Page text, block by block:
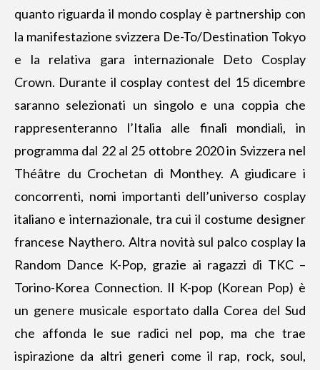
quanto riguarda il mondo cosplay è partnership con
la manifestazione svizzera De-To/Destination Tokyo
e la relativa gara internazionale Deto Cosplay
Crown. Durante il cosplay contest del 15 dicembre
saranno selezionati un singolo e una coppia che
rappresenteranno l’Italia alle finali mondiali, in
programma dal 22 al 25 ottobre 2020 in Svizzera nel
Théâtre du Crochetan di Monthey. A giudicare i
concorrenti, nomi importanti dell’universo cosplay
italiano e internazionale, tra cui il costume designer
francese Naythero. Altra novità sul palco cosplay la
Random Dance K-Pop, grazie ai ragazzi di TKC –
Torino-Korea Connection. Il K-pop (Korean Pop) è
un genere musicale esportato dalla Corea del Sud
che affonda le sue radici nel pop, ma che trae
ispirazione da altri generi come il rap, rock, soul,